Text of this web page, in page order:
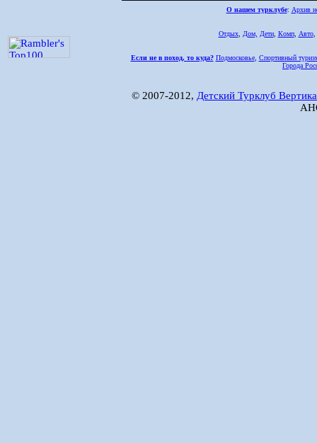
О нашем турклубе: Архив
Отдых, Дом, Дети, Комп, Авто,
Если не в поход, то куда? Подмосковье, Спортивный
Города
© 2007-2012, Детский Турклуб